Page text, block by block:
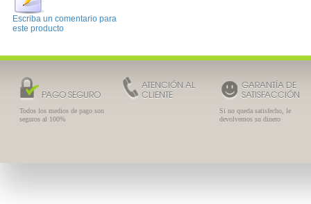
Escriba un comentario para
este producto
PAGO SEGURO
Todos los medios de pago son
seguros al 100%
ATENCIÓN AL
CLIENTE
GARANTÍA DE
SATISFACCIÓN
Si no queda satisfecho, le
devolvemos su dinero